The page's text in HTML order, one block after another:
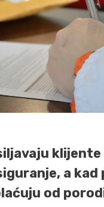
klijente
a kad
od